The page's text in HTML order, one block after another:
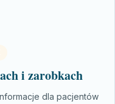
i zarobkach
dla pacjentów